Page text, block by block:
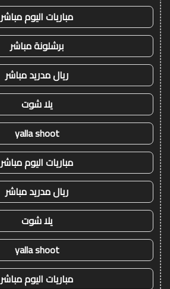
مباريات اليوم مباشر
برشلونة مباشر
ريال مدريد مباشر
يلا شوت
yalla shoot
مباريات اليوم مباشر
ريال مدريد مباشر
يلا شوت
yalla shoot
مباريات اليوم مباشر